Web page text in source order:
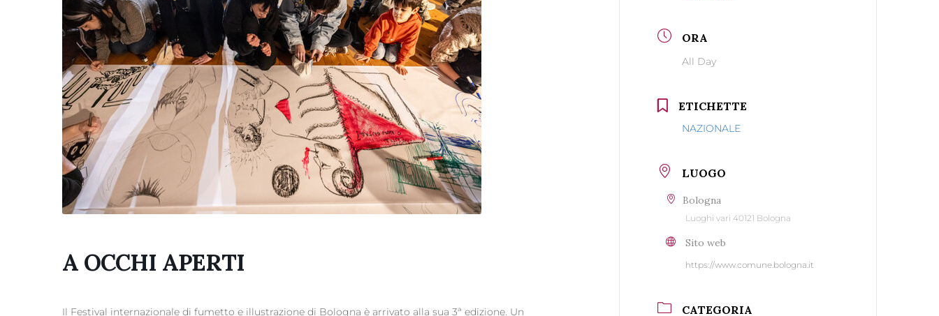
A OCCHI APERTI
Il Festival internazionale di fumetto e illustrazione di Bologna è arrivato alla sua 3ª edizione. Un
ORA
All Day
ETICHETTE
NAZIONALE
LUOGO
Bologna
Luoghi vari 40121 Bologna
Sito web
https://www.comune.bologna.it
CATEGORIA